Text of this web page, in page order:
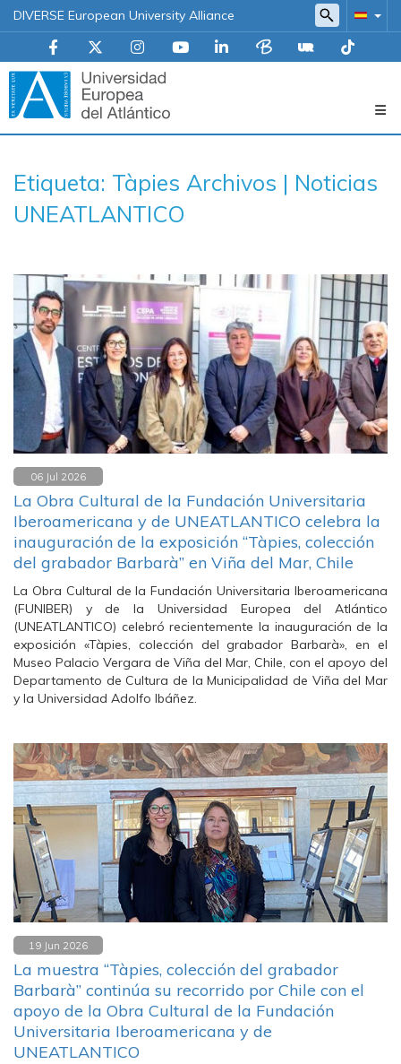
DIVERSE European University Alliance
principal
Etiqueta: Tàpies Archivos | Noticias
UNEATLANTICO
06 Jul 2026
La Obra Cultural de la Fundación Universitaria
Iberoamericana y de UNEATLANTICO celebra la
inauguración de la exposición “Tàpies, colección
del grabador Barbarà” en Viña del Mar, Chile
La Obra Cultural de la Fundación Universitaria Iberoamericana
(FUNIBER) y de la Universidad Europea del Atlántico
(UNEATLANTICO) celebró recientemente la inauguración de la
exposición «Tàpies, colección del grabador Barbarà», en el
Museo Palacio Vergara de Viña del Mar, Chile, con el apoyo del
Departamento de Cultura de la Municipalidad de Viña del Mar
y la Universidad Adolfo Ibáñez.
19 Jun 2026
La muestra “Tàpies, colección del grabador
Barbarà” continúa su recorrido por Chile con el
apoyo de la Obra Cultural de la Fundación
Universitaria Iberoamericana y de
UNEATLANTICO